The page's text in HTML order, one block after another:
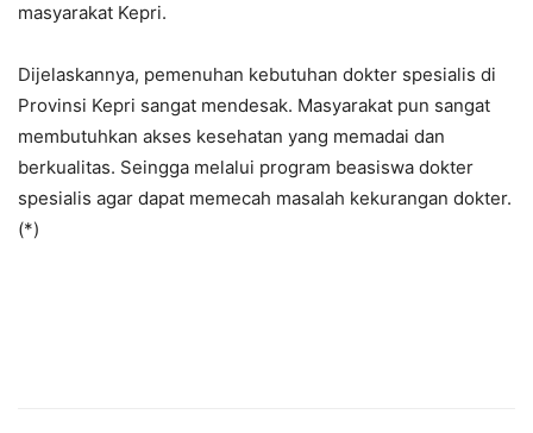
masyarakat Kepri.
Dijelaskannya, pemenuhan kebutuhan dokter spesialis di
Provinsi Kepri sangat mendesak. Masyarakat pun sangat
membutuhkan akses kesehatan yang memadai dan
berkualitas. Seingga melalui program beasiswa dokter
spesialis agar dapat memecah masalah kekurangan dokter.
(*)